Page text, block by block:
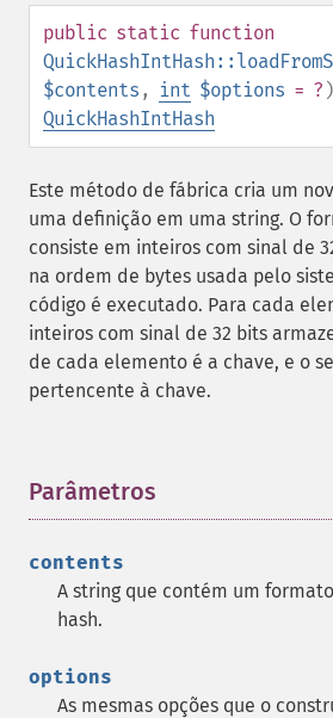
public static function
$contents , int $options = ?
QuickHashIntHash
Este método de fábrica cria um
uma definição em uma string. O
consiste em inteiros com sinal de
na ordem de bytes usada pelo
código é executado. Para cada
inteiros com sinal de 32 bits
de cada elemento é a chave, e o
pertencente à chave.
Parâmetros
contents
A string que contém um
hash.
options
As mesmas opções que o